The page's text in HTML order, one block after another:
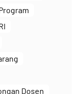
Dosen